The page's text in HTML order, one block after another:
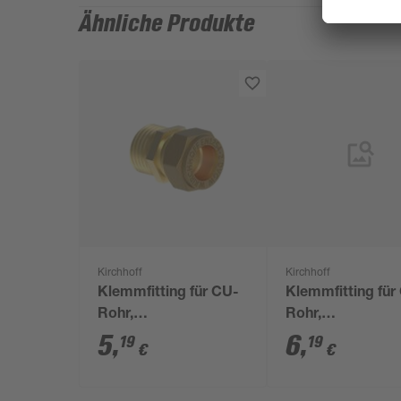
Ähnliche Produkte
Kirchhoff
Klemmfitting für CU-
Rohr,
Übergangsstück,
Messing, 15 mm x
5,19 €
Kirchhoff
Klemmfitting für
Rohr,
Übergangsstück,
Messing, 22 mm
6,19 €